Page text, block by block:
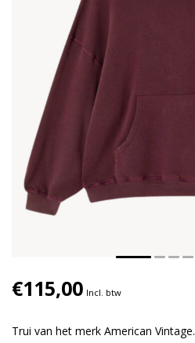
€115,00 Incl. btw
Trui van het merk American Vintage.